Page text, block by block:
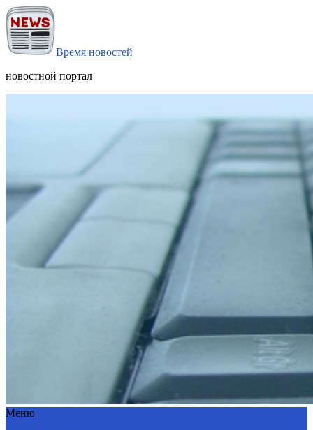
Время новостей
новостной портал
Меню